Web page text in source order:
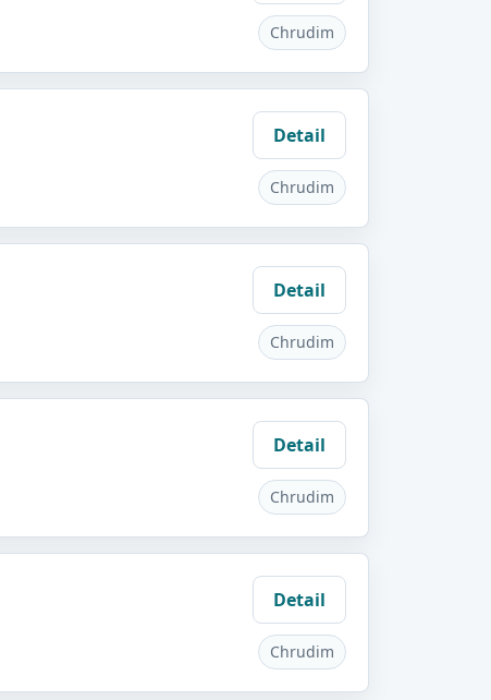
Chrudim
Detail
Chrudim
Detail
Chrudim
Detail
Chrudim
Detail
Chrudim